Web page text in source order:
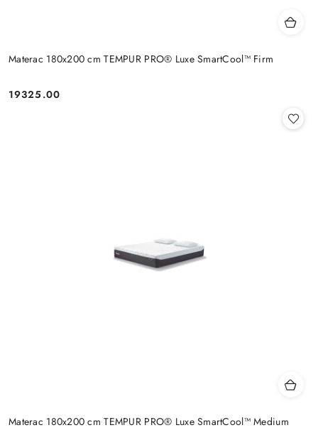
Materac 180x200 cm TEMPUR PRO® Luxe SmartCool™ Firm
Cena:
19325.00
Materac 180x200 cm TEMPUR PRO® Luxe SmartCool™ Medium